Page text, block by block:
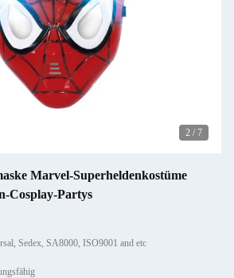
2 / 7
Marvel-Superheldenkostüme
Cosplay-Partys
Sedex, SA8000, ISO9001 and etc